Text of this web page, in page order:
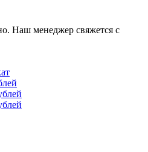
Наш менеджер свяжется с